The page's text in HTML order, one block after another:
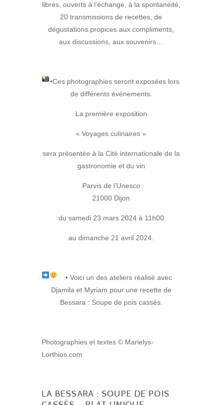
libres, ouverts à l’échange, à la spontanéité,
20 transmissions de recettes, de
dégustations propices aux compliments,
aux discussions, aux souvenirs…
•Ces photographies seront exposées lors
de différents événements.
La première exposition
« Voyages culinaires »
sera présentée à la Cité internationale de la
gastronomie et du vin
Parvis de l’Unesco
21000 Dijon
du samedi 23 mars 2024 à 11h00
au dimanche 21 avril 2024.
• Voici un des ateliers réalisé avec
Djamila et Myriam pour une recette de
Bessara : Soupe de pois cassés.
Photographies et textes © Marielys-
Lorthios.com
LA BESSARA : SOUPE DE POIS